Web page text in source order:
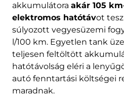
akkumulátora akár 105
elektromos hatótávot
súlyozott vegyesüzemi
l/100 km. Egyetlen tank
teljesen feltöltött
hatótávolság eléri a
autó fenntartási költségei
maradnak.